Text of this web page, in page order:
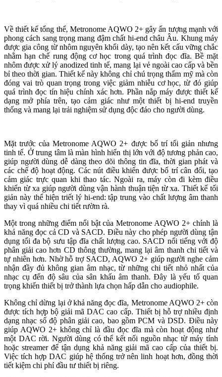
Về thiết kế tổng thể, Metronome AQWO 2+ gây ấn tượng mạnh với
phong cách sang trọng mang đậm chất hi-end châu Âu. Khung máy
được gia công từ nhôm nguyên khối dày, tạo nên kết cấu vững chắc
nhằm hạn chế rung động cơ học trong quá trình đọc đĩa. Bề mặt
nhôm được xử lý anodized tinh tế, mang lại vẻ ngoài cao cấp và bền
bỉ theo thời gian. Thiết kế này không chỉ chú trọng thẩm mỹ mà còn
đóng vai trò quan trọng trong việc giảm nhiễu cơ học, từ đó giúp
quá trình đọc tín hiệu chính xác hơn. Phần nắp máy được thiết kế
dạng mở phía trên, tạo cảm giác như một thiết bị hi-end truyền
thống và mang lại trải nghiệm sử dụng độc đáo cho người dùng.
Mặt trước của Metronome AQWO 2+ được bố trí tối giản nhưng
tinh tế. Ở trung tâm là màn hình hiển thị lớn với độ tương phản cao,
giúp người dùng dễ dàng theo dõi thông tin đĩa, thời gian phát và
các chế độ hoạt động. Các nút điều khiển được bố trí cân đối, tạo
cảm giác trực quan khi thao tác. Ngoài ra, máy còn đi kèm điều
khiển từ xa giúp người dùng vận hành thuận tiện từ xa. Thiết kế tối
giản này thể hiện triết lý hi-end: tập trung vào chất lượng âm thanh
thay vì quá nhiều chi tiết rườm rà.
Một trong những điểm nổi bật của Metronome AQWO 2+ chính là
khả năng đọc cả CD và SACD. Điều này cho phép người dùng tận
dụng tối đa bộ sưu tập đĩa chất lượng cao. SACD nổi tiếng với độ
phân giải cao hơn CD thông thường, mang lại âm thanh chi tiết và
tự nhiên hơn. Nhờ hỗ trợ SACD, AQWO 2+ giúp người nghe cảm
nhận đầy đủ không gian âm nhạc, từ những chi tiết nhỏ nhất của
nhạc cụ đến độ sâu của sân khấu âm thanh. Đây là yếu tố quan
trọng khiến thiết bị trở thành lựa chọn hấp dẫn cho audiophile.
Không chỉ dừng lại ở khả năng đọc đĩa, Metronome AQWO 2+ còn
được tích hợp bộ giải mã DAC cao cấp. Thiết bị hỗ trợ nhiều định
dạng nhạc số độ phân giải cao, bao gồm PCM và DSD. Điều này
giúp AQWO 2+ không chỉ là đầu đọc đĩa mà còn hoạt động như
một DAC rời. Người dùng có thể kết nối nguồn nhạc từ máy tính
hoặc streamer để tận dụng khả năng giải mã cao cấp của thiết bị.
Việc tích hợp DAC giúp hệ thống trở nên linh hoạt hơn, đồng thời
tiết kiệm chi phí đầu tư thiết bị riêng.